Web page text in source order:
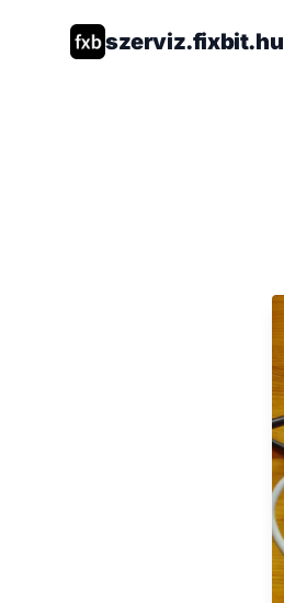
szerviz.fixbit.hu